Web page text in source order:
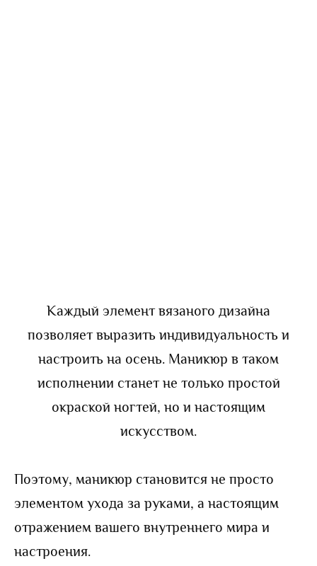
Каждый элемент вязаного дизайна
позволяет выразить индивидуальность и
настроить на осень. Маникюр в таком
исполнении станет не только простой
окраской ногтей, но и настоящим
искусством.
Поэтому, маникюр становится не просто
элементом ухода за руками, а настоящим
отражением вашего внутреннего мира и
настроения.